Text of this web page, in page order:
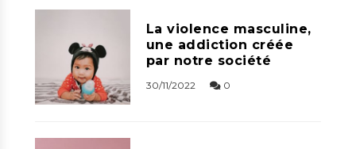
La violence masculine,
une addiction créée
par notre société
30/11/2022 0